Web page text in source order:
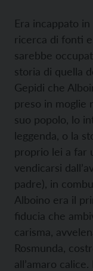
Era incappato
ricerca di fonti
sarebbe
storia di quella
Gepidi che
preso in moglie
suo popolo, lo
leggenda, o la
proprio lei a far
vendicarsi
padre), in
Alboino era il
fiducia che
carisma,
Rosmunda,
all’amaro